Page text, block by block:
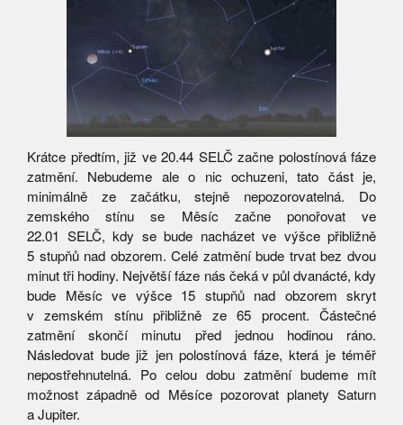
Krátce předtím, již ve 20.44 SELČ začne polostínová fáze
zatmění. Nebudeme ale o nic ochuzeni, tato část je,
minimálně ze začátku, stejně nepozorovatelná. Do
zemského stínu se Měsíc začne ponořovat ve
22.01 SELČ, kdy se bude nacházet ve výšce přibližně
5 stupňů nad obzorem. Celé zatmění bude trvat bez dvou
minut tři hodiny. Největší fáze nás čeká v půl dvanácté, kdy
bude Měsíc ve výšce 15 stupňů nad obzorem skryt
v zemském stínu přibližně ze 65 procent. Částečné
zatmění skončí minutu před jednou hodinou ráno.
Následovat bude již jen polostínová fáze, která je téměř
nepostřehnutelná. Po celou dobu zatmění budeme mít
možnost západně od Měsíce pozorovat planety Saturn
a Jupiter.